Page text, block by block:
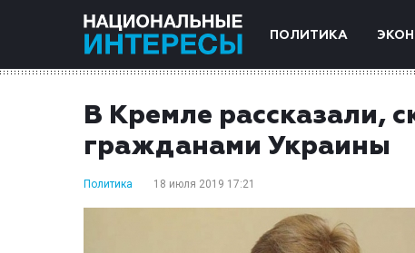
ПОЛИТИКА
В Кремле рассказали,
гражданами Украины
Политика 18 июля 2019 17:21